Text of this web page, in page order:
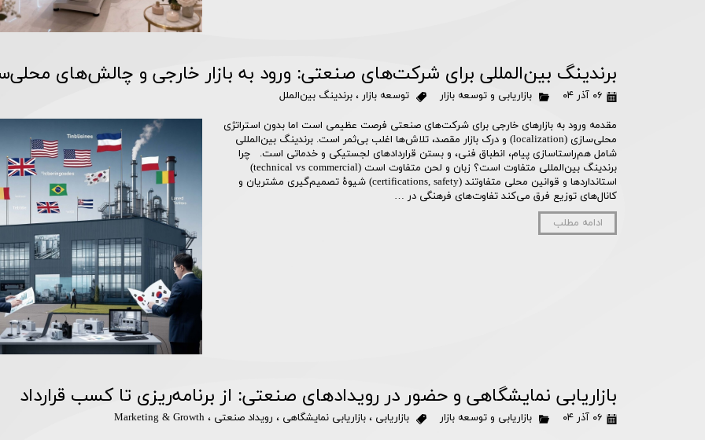
برندینگ بین‌المللی برای شرکت‌های صنعتی: ورود به بازار خارجی و چالش‌های
۰۶ آذر ۰۴ بازاریابی و توسعه بازار توسعه بازار ، برندینگ بین‌الملل
مقدمه ورود به بازارهای خارجی برای شرکت‌های صنعتی فرصت عظیمی است اما بدون استراتژی
محلی‌سازی (localization) و درک بازار مقصد، تلاش‌ها اغلب بی‌ثمر است. برندینگ بین‌المللی
شامل هم‌راستا‌سازی پیام، انطباق فنی، و بستن قراردادهای لجستیکی و خدماتی است. چرا
برندینگ بین‌المللی متفاوت است؟ زبان و لحن متفاوت است (technical vs commercial)
استانداردها و قوانین محلی متفاوتند (certifications, safety) شیوهٔ تصمیم‌گیری مشتریان و
کانال‌های توزیع فرق می‌کند تفاوت‌های فرهنگی در …
ادامه مطلب
بازاریابی نمایشگاهی و حضور در رویدادهای صنعتی: از برنامه‌ریزی تا کسب قرارداد
۰۶ آذر ۰۴ بازاریابی و توسعه بازار بازاریابی ، بازاریابی نمایشگاهی ، رویداد صنعتی ، Marketing & Growth